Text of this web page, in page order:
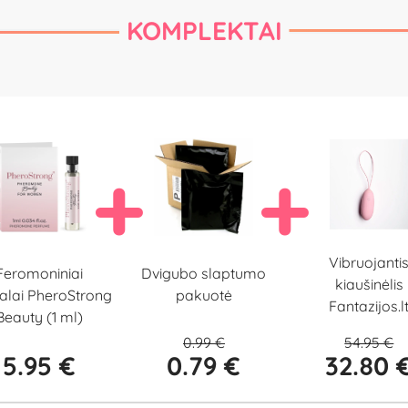
KOMPLEKTAI
PheroStrong
(1 ml)
5.95 €
Dvigubo slaptumo
pakuotė
0.99 €
0.79 €
Vibruojantis
kiaušinėlis
Fantazijos.lt
54.95 €
32.80